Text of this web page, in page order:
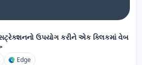
ઉપયોગ કરીને એક ક્લિકમાં વેબ
Edge